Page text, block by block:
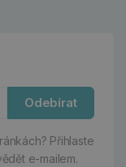
Odebírat
Přihlaste
e-mailem.